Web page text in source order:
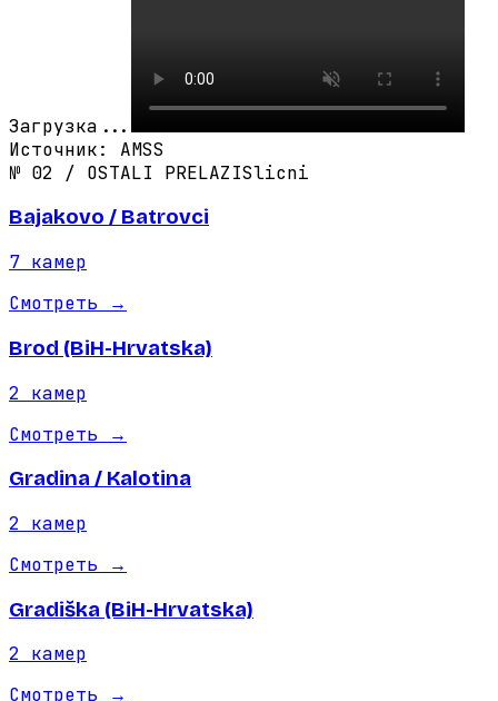
Загрузка...
Источник: AMSS
№ 02 / OSTALI PRELAZISlicni
Bajakovo / Batrovci
7 камер
Смотреть →
Brod (BiH-Hrvatska)
2
камер
Смотреть →
Gradina / Kalotina
2
камер
Смотреть →
Gradiška (BiH-Hrvatska)
2
камер
Смотреть →